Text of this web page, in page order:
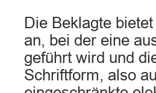
Die Beklagte
an, bei der eine
geführt wird und
Schriftform, also